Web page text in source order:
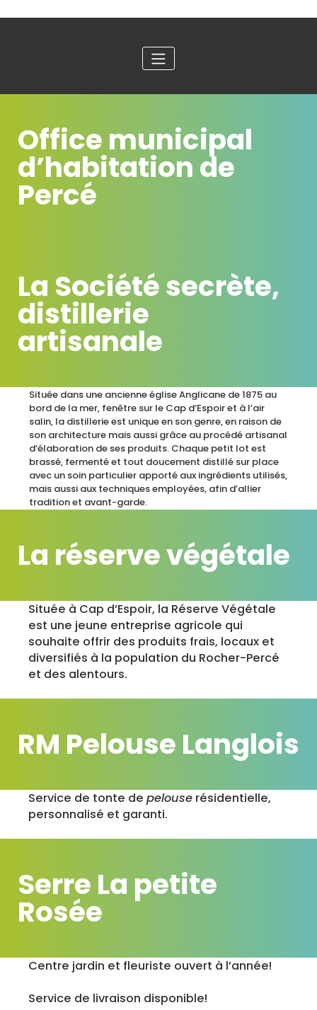
Office municipal
d’habitation de
Percé
La Société secrète,
distillerie
artisanale
Située dans une ancienne église Anglicane de 1875 au
bord de la mer, fenêtre sur le Cap d’Espoir et à l’air
salin, la distillerie est unique en son genre, en raison de
son architecture mais aussi grâce au procédé artisanal
d’élaboration de ses produits. Chaque petit lot est
brassé, fermenté et tout doucement distillé sur place
avec un soin particulier apporté aux ingrédients utilisés,
mais aussi aux techniques employées, afin d’allier
tradition et avant-garde.
La réserve végétale
Située à Cap d’Espoir, la Réserve Végétale
est une jeune entreprise agricole qui
souhaite offrir des produits frais, locaux et
diversifiés à la population du Rocher-Percé
et des alentours.
RM Pelouse Langlois
Service de tonte de pelouse résidentielle,
personnalisé et garanti.
Serre La petite
Rosée
Centre jardin et fleuriste ouvert à l’année!
Service de livraison disponible!